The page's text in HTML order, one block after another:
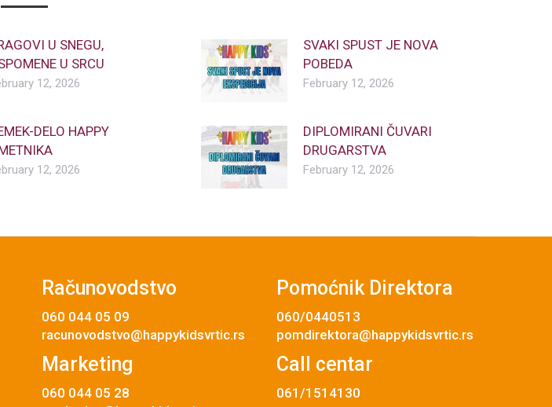
U SNEGU,
U SRCU
12, 2026
SVAKI SPUST JE NOVA
POBEDA
February 12, 2026
DELO HAPPY
12, 2026
DIPLOMIRANI ČUVARI
DRUGARSTVA
February 12, 2026
Računovodstvo
060 044 05 09
racunovodstvo@happykidsvrtic.rs
Marketing
060 044 05 28
Pomoćnik Direktora
060/0440513
pomdirektora@happykidsvrtic.rs
Call centar
061/1514130